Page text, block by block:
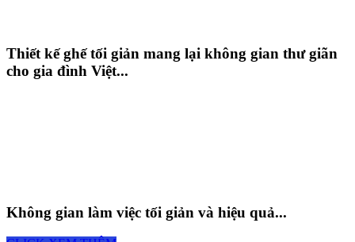
Thiết kế ghế tối giản mang lại không gian thư giãn
cho gia đình Việt...
Không gian làm việc tối giản và hiệu quả...